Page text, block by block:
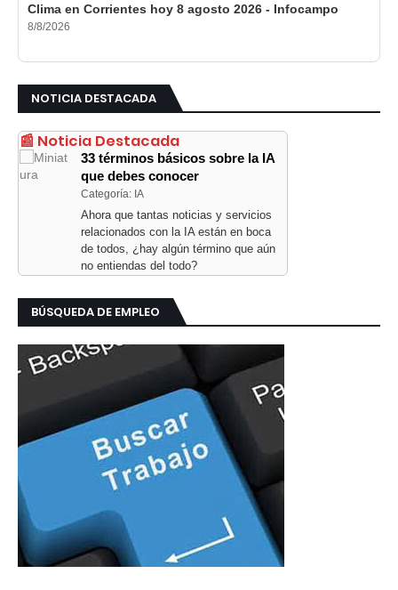
Clima en Corrientes hoy 8 agosto 2026 - Infocampo
8/8/2026
NOTICIA DESTACADA
📰 Noticia Destacada
33 términos básicos sobre la IA
que debes conocer
Categoría: IA
Ahora que tantas noticias y servicios
relacionados con la IA están en boca
de todos, ¿hay algún término que aún
no entiendas del todo?
BÚSQUEDA DE EMPLEO